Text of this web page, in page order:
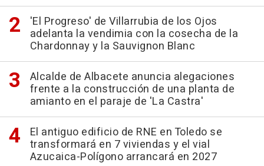
'El Progreso' de Villarrubia de los Ojos
adelanta la vendimia con la cosecha de la
Chardonnay y la Sauvignon Blanc
Alcalde de Albacete anuncia alegaciones
frente a la construcción de una planta de
amianto en el paraje de 'La Castra'
El antiguo edificio de RNE en Toledo se
transformará en 7 viviendas y el vial
Azucaica-Polígono arrancará en 2027